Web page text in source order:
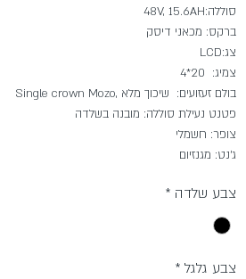
סוללה:48V, 15.6AH
ברקס: מכאני דיסק
צג:LCD
צמיג: 20*4
בולם זעזועים: שיכוך מלא ,Single crown Mozo
פטנט נעילת סוללה: מובנה בשלדה
צופר: חשמלי
ג׳נט: מגנזיום
צבע שלדה *
צבע גלגל *